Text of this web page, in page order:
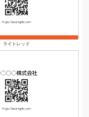
ライトレッド